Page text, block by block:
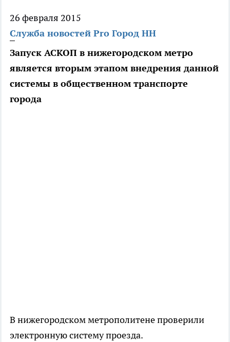
26 февраля 2015
Служба новостей Pro Город НН
Запуск АСКОП в нижегородском метро
является вторым этапом внедрения данной
системы в общественном транспорте
города
В нижегородском метрополитене проверили
электронную систему проезда.